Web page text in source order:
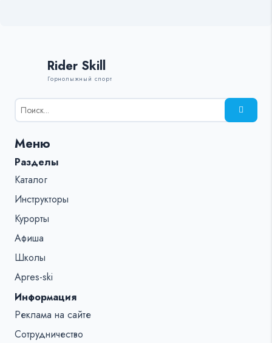
Rider Skill
Горнолыжный спорт
Результаты
поиска
%s:
Меню
Разделы
Каталог
Инструкторы
Курорты
Афиша
Школы
Apres-ski
Информация
Реклама на сайте
Сотрудничество